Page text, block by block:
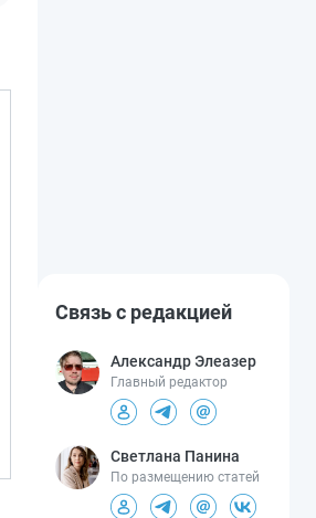
Связь с редакцией
Александр Элеазер
Главный редактор
Светлана Панина
По размещению статей